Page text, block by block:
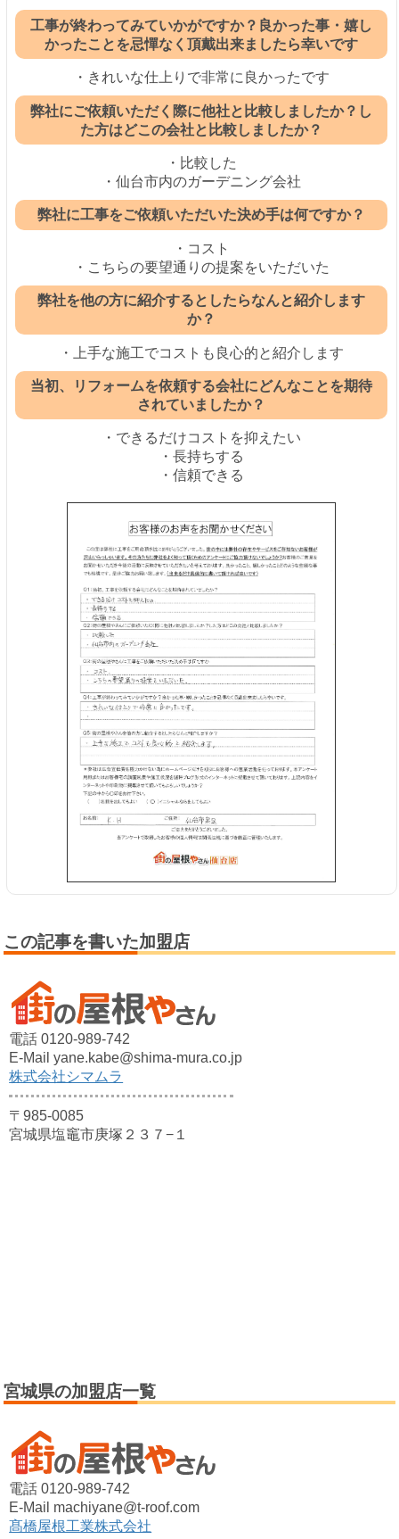
工事が終わってみていかがですか？良かった事・嬉し
かったことを忌憚なく頂戴出来ましたら幸いです
・きれいな仕上りで非常に良かったです
弊社にご依頼いただく際に他社と比較しましたか？し
た方はどこの会社と比較しましたか？
・比較した
・仙台市内のガーデニング会社
弊社に工事をご依頼いただいた決め手は何ですか？
・コスト
・こちらの要望通りの提案をいただいた
弊社を他の方に紹介するとしたらなんと紹介します
か？
・上手な施工でコストも良心的と紹介します
当初、リフォームを依頼する会社にどんなことを期待
されていましたか？
・できるだけコストを抑えたい
・長持ちする
・信頼できる
この記事を書いた加盟店
電話 0120-989-742
E-Mail yane.kabe@shima-mura.co.jp
株式会社シマムラ
〒985-0085
宮城県塩竈市庚塚２３７−１
宮城県の加盟店一覧
電話 0120-989-742
E-Mail machiyane@t-roof.com
髙橋屋根工業株式会社